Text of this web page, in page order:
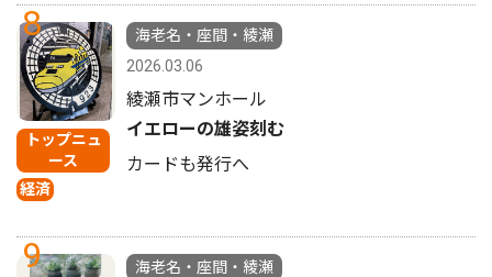
8
トップニュ
ース
経済
海老名・座間・綾瀬
2026.03.06
綾瀬市マンホール
イエローの雄姿刻む
カードも発行へ
9
海老名・座間・綾瀬